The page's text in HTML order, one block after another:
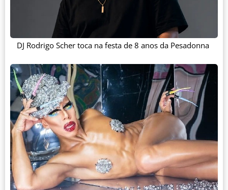
DJ Rodrigo Scher toca na festa de 8 anos da Pesadonna